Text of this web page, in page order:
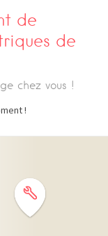
de
de
chez vous !
!